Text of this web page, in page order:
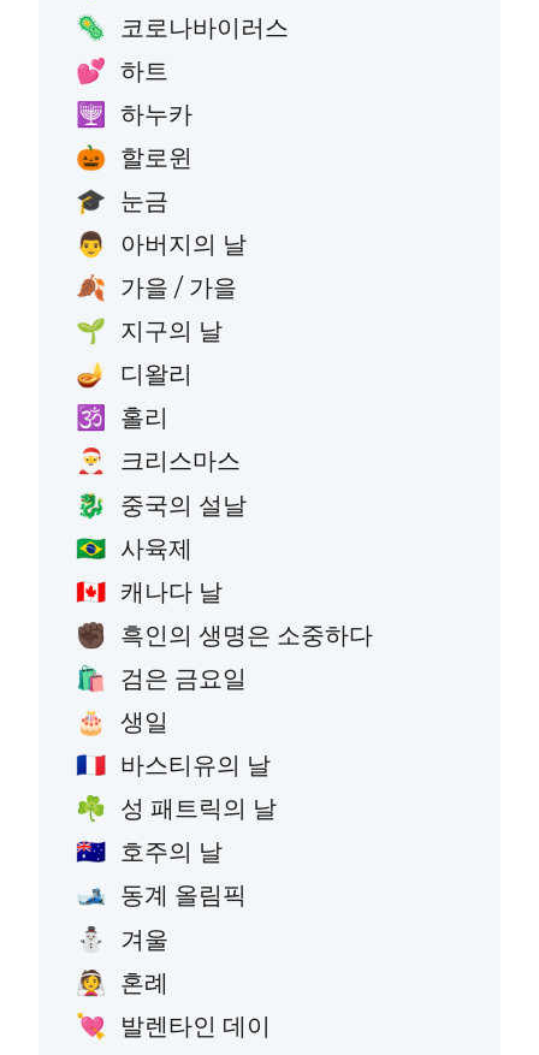
🦠 코로나바이러스
💕 하트
🕎 하누카
🎃 할로윈
🎓 눈금
👨 아버지의 날
🍂 가을 / 가을
🌱 지구의 날
🪔 디왈리
🕉️ 홀리
🎅 크리스마스
🐉 중국의 설날
🇧🇷 사육제
🇨🇦 캐나다 날
✊🏿 흑인의 생명은 소중하다
🛍️ 검은 금요일
🎂 생일
🇫🇷 바스티유의 날
☘️ 성 패트릭의 날
🇦🇺 호주의 날
🎿 동계 올림픽
⛄ 겨울
👰 혼례
💘 발렌타인 데이